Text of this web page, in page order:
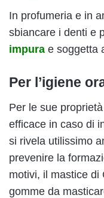
In profumeria e in
sbiancare i denti e
impura e soggetta
Per l’igiene
Per le sue
efficace in caso di
si rivela utilissimo
prevenire la
motivi, il mastice di
gomme da